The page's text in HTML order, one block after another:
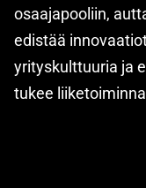
osaajapooliin,
edistää
yrityskulttuuria ja
tukee